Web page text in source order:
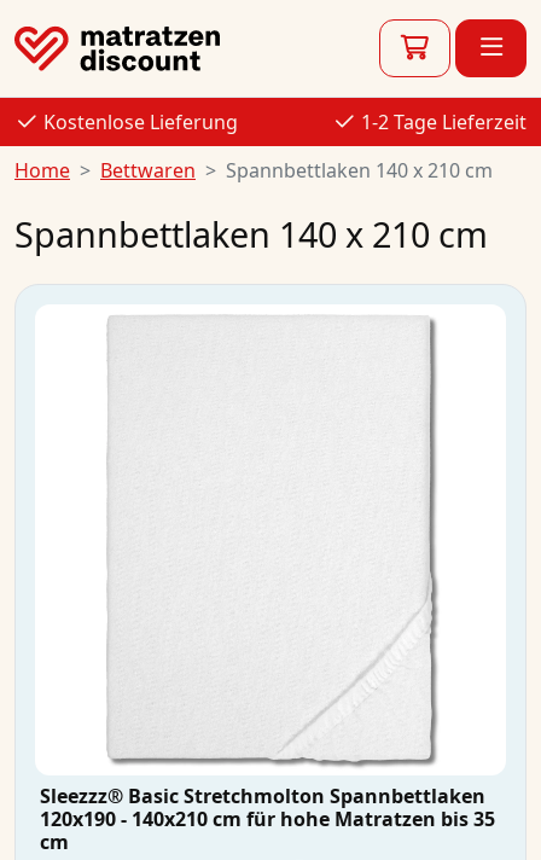
Kostenlose Lieferung
1-2 Tage Lieferzeit
Home
Bettwaren Spannbettlaken 140 x 210 cm
Spannbettlaken 140 x 210 cm
Sleezzz® Basic Stretchmolton Spannbettlaken
120x190 - 140x210 cm für hohe Matratzen bis 35
cm